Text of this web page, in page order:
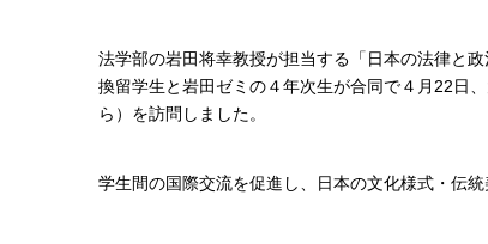
法学部の岩田将幸教授が担当する「日本の法律と
換留学生と岩田ゼミの４年次生が合同で４月22日
ら）を訪問しました。
学生間の国際交流を促進し、日本の文化様式・伝統